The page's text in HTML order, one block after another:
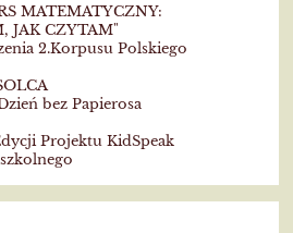
MATEMATYCZNY:
JAK CZYTAM"
2.Korpusu Polskiego
bez Papierosa
Projektu KidSpeak